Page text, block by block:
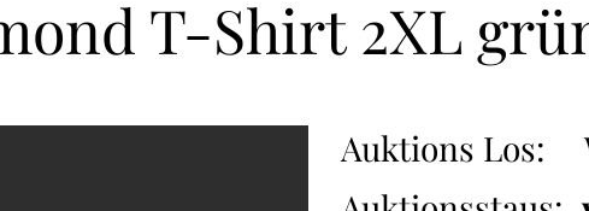
T-Shirt 2XL
Auktions Los: